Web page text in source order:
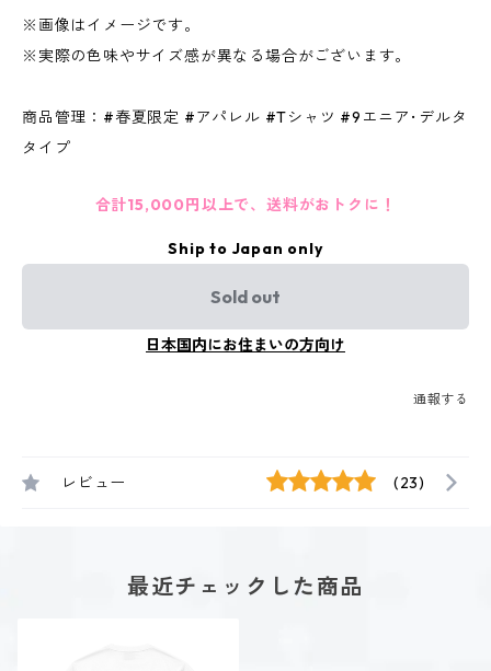
※画像はイメージです。
※実際の色味やサイズ感が異なる場合がございます。
商品管理：#春夏限定 #アパレル #Tシャツ #9エニア･デルタ
タイプ
合計15,000円以上で、送料がおトクに！
Ship to Japan only
Sold out
日本国内にお住まいの方向け
通報する
レビュー (23)
最近チェックした商品